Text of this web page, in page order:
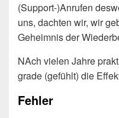
(Support-)Anrufen
uns, dachten wir, wir
Geheimnis der
NAch vielen Jahre
grade (gefühlt) die
Fehler